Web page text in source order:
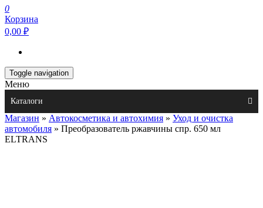
0
Корзина
0,00 ₽
Toggle navigation
Меню
Каталоги
Магазин » Автокосметика и автохимия » Уход и очистка
автомобиля » Преобразователь ржавчины спр. 650 мл
ELTRANS